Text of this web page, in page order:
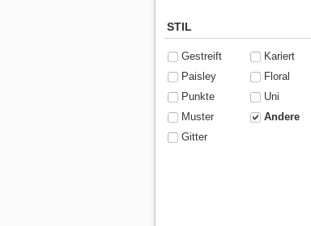
STIL
Gestreift
Kariert
Paisley
Floral
Punkte
Uni
Muster
Andere
Gitter